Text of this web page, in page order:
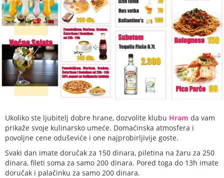
Ukoliko ste ljubitelj dobre hrane, dozvolite klubu Hram da vam
prikaže svoje kulinarsko umeće. Domaćinska atmosfera i
povoljne cene oduševiće i one najprobirljivije goste.
Svaki dan imate doručak za 150 dinara, piletina na žaru za 250
dinara, fileti soma za samo 200 dinara. Pored toga do 13h imate
doručak i palačinku za samo 200 dinara.